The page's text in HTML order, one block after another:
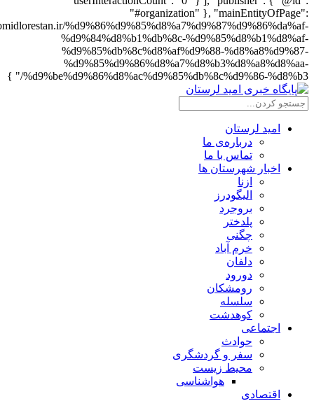
"#organization" },
"https://omidlorestan.ir/
%d9%84%d8%b1%db%8c-
%d9%85%db%8c%d8%af%d9%88-
%d9%be%d9%86%d8%ac%d9%85%db%8c%d9%86-
لرستان
درباره‌ی ما
تماس با ما
شهرستان ها
الیگودرز
بروجرد
پلدختر
خرم آباد
دورود
رومشکان
سلسله
کوهدشت
حوادث
سفر و گردشگری
محیط زیست
هواشناسی